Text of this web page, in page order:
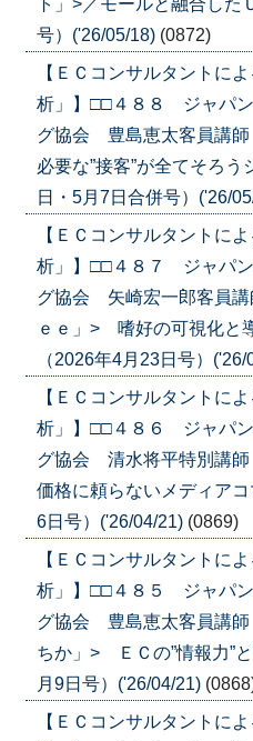
号）('26/05/18) (0872)
【ＥＣコンサルタントに
析」】□□４８８ ジャパ
グ協会 豊島恵太客員講
必要な”接客”が全てそろ
日・5月7日合併号）('26/
【ＥＣコンサルタントに
析」】□□４８７ ジャパ
グ協会 矢崎宏一郎客員
ｅｅ」> 嗜好の可視化と
（2026年4月23日号）('26/
【ＥＣコンサルタントに
析」】□□４８６ ジャパ
グ協会 清水将平特別講
価格に頼らないメディア
6日号）('26/04/21) (0869)
【ＥＣコンサルタントに
析」】□□４８５ ジャパ
グ協会 豊島恵太客員講
ちか」> ＥＣの”情報力”
月9日号）('26/04/21)
【ＥＣコンサルタントに